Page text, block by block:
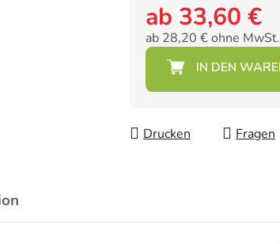
ab 33,60 €
ab 28,20 €ohne MwSt.
Verkaufspreis:
Drucken Fragen